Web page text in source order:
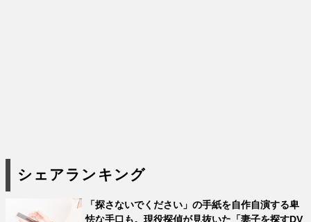
シェアランキング
「探さないでください」の手紙を自作自演する卑
怯な手口も。現役探偵が見抜いた「妻子を探すDV